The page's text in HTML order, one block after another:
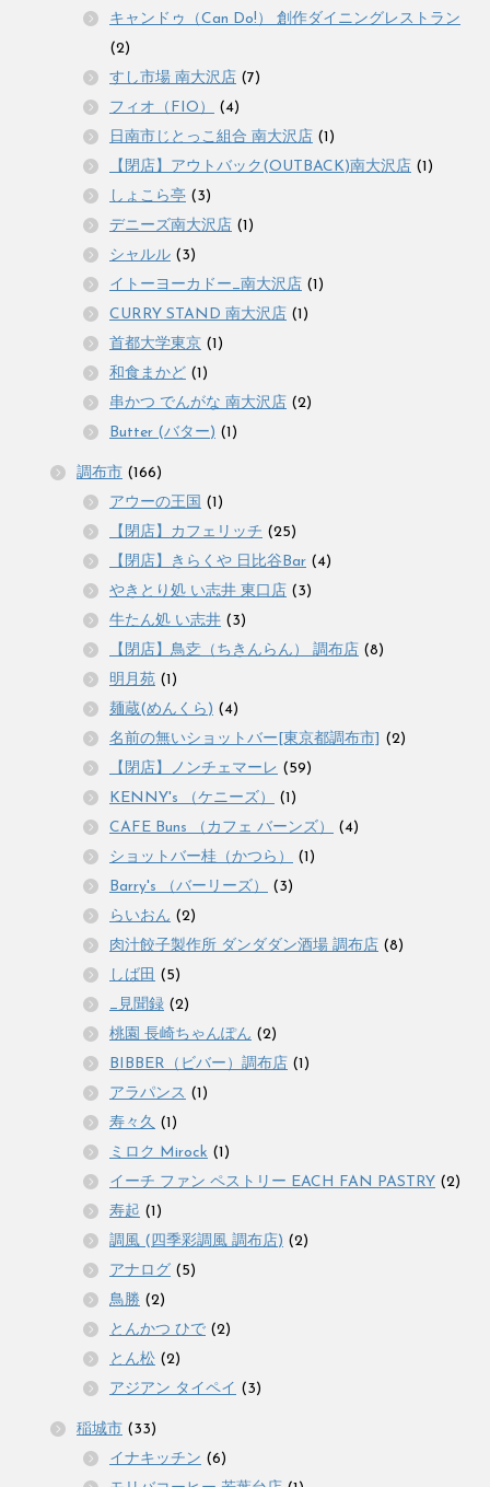
キャンドゥ（Can Do!） 創作ダイニングレストラン
(2)
すし市場 南大沢店 (7)
フィオ（FIO）
(4)
日南市じとっこ組合 南大沢店 (1)
【閉店】アウトバック(OUTBACK)南大沢店 (1)
しょこら亭 (3)
デニーズ南大沢店 (1)
シャルル (3)
イトーヨーカドー_南大沢店 (1)
CURRY STAND 南大沢店 (1)
首都大学東京 (1)
和食まかど (1)
串かつ でんがな 南大沢店 (2)
Butter (バター) (1)
調布市 (166)
アウーの王国 (1)
【閉店】カフェリッチ (25)
【閉店】きらくや 日比谷Bar (4)
やきとり処 い志井 東口店 (3)
牛たん処 い志井 (3)
【閉店】鳥赱（ちきんらん） 調布店 (8)
明月苑 (1)
麺蔵(めんくら) (4)
名前の無いショットバー[東京都調布市]
(2)
【閉店】ノンチェマーレ (59)
KENNY's （ケニーズ）
(1)
CAFE Buns （カフェ バーンズ）
(4)
ショットバー桂（かつら）
(1)
Barry's （バーリーズ）
(3)
らいおん (2)
肉汁餃子製作所 ダンダダン酒場 調布店 (8)
しば田 (5)
_見聞録 (2)
桃園 長崎ちゃんぽん (2)
BIBBER（ビバー）調布店 (1)
アラパンス (1)
寿々久 (1)
ミロク Mirock (1)
イーチ ファン ペストリー EACH FAN PASTRY (2)
寿起 (1)
調風 (四季彩調風 調布店) (2)
アナログ (5)
鳥勝 (2)
とんかつ ひで (2)
とん松 (2)
アジアン タイペイ (3)
稲城市 (33)
イナキッチン (6)